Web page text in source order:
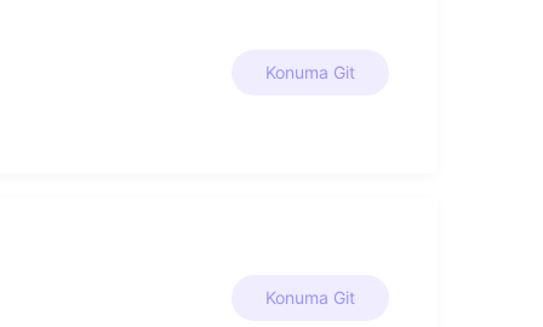
Konuma Git
Konuma Git